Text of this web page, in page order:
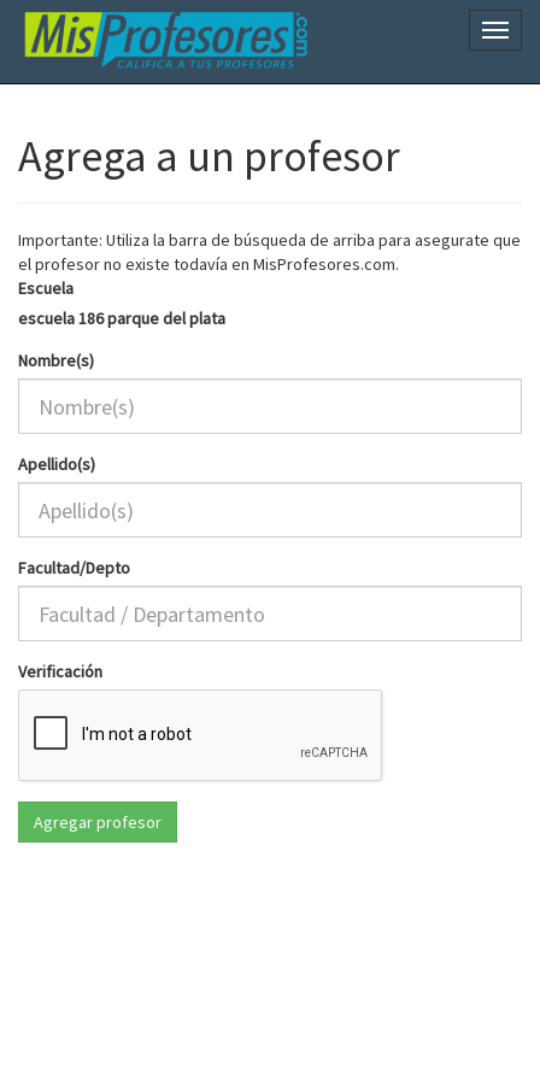
Agrega a un profesor
Importante: Utiliza la barra de búsqueda de arriba para asegurate que
el profesor no existe todavía en MisProfesores.com.
Escuela
escuela 186 parque del plata
Nombre(s)
Apellido(s)
Facultad/Depto
Verificación